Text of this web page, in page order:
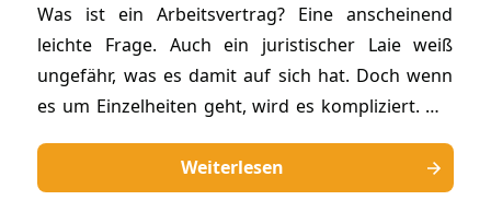
Was ist ein Arbeitsvertrag? Eine anscheinend
leichte Frage. Auch ein juristischer Laie weiß
ungefähr, was es damit auf sich hat. Doch wenn
es um Einzelheiten geht, wird es kompliziert. Wo
Dienstleistung und einer Arbeitsleistung? Muss
ein Arbeitsvertrag schriftlich vorliegen? Und was
Weiterlesen